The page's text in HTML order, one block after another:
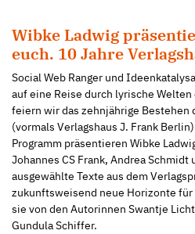
Wibke Ladwig
euch. 10 Jahre
Social Web Ranger und
auf eine Reise durch lyrische
feiern wir das zehnjährige Bestehen
(vormals Verlagshaus J. Frank
Programm präsentieren Wibke
Johannes CS Frank, Andrea
ausgewählte Texte aus dem
zukunftsweisend neue Horizonte
sie von den Autorinnen Swantje
Gundula Schiffer.